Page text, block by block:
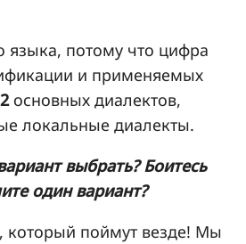
языка, потому что цифра
и применяемых
основных диалектов,
локальные диалекты.
выбрать? Боитесь
один вариант?
который поймут везде! Мы